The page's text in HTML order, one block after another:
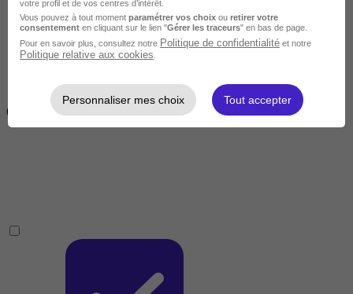
2 semaines à 4 mois
( 70h à 560h)
votre profil et de vos centres d’intérêt.
Vous pouvez à tout moment paramétrer vos choix ou retirer votre
consentement en cliquant sur le lien "Gérer les traceurs" en bas de page.
Pour en savoir plus, consultez notre Politique de confidentialité et notre
Politique relative aux cookies
Personnaliser mes choix Tout accepter